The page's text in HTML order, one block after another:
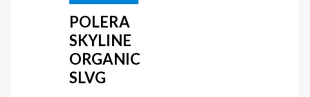
POLERA
SKYLINE
ORGANIC
SLVG